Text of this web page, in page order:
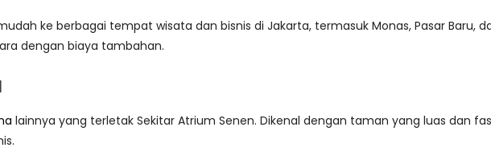
ke berbagai tempat wisata dan bisnis di Jakarta, termasuk Monas, Pasar Baru,
dengan biaya tambahan.
lainnya yang terletak Sekitar Atrium Senen. Dikenal dengan taman yang luas dan